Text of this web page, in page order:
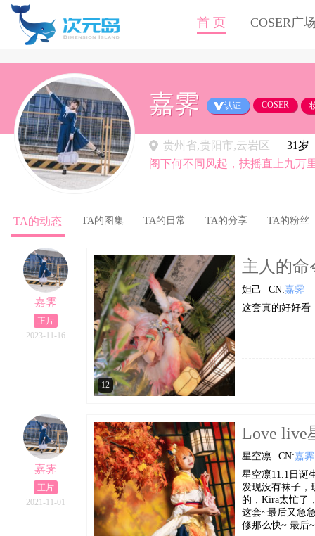
首 页 COSER广
嘉霁 认证 COSER
贵州省,贵阳市,云岩区
31岁
阁下何不同风起，扶摇直上九万
TA的动态 TA的图集 TA的日常 TA的分享 TA的粉丝
嘉霁
正片
2023-11-16
12
主人的命
妲己 CN:嘉霁
这套真的好好看
嘉霁
正片
2021-11-01
Love live
星空凛 CN:嘉霁
星空凛11.1日诞
发现没有袜子，
的，Kira太忙了
这套~最后又急
修那么快~ 最后